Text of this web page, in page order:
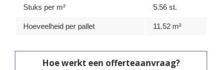
Stuks per m² 5.56 st.
Hoeveelheid per pallet 11.52 m²
Hoe werkt een offerteaanvraag?